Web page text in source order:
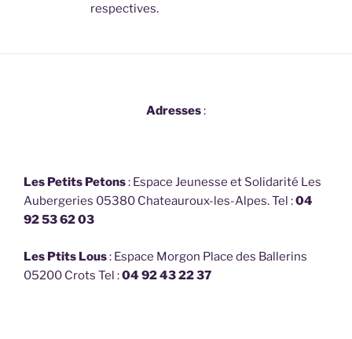
respectives.
Adresses:
Les Petits Petons: Espace Jeunesse et Solidarité Les
Aubergeries 05380 Chateauroux-les-Alpes. Tel :04
92 53 62 03
Les Ptits Lous: Espace Morgon Place des Ballerins
05200 Crots Tel :04 92 43 22 37